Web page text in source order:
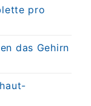
pro
das Gehirn